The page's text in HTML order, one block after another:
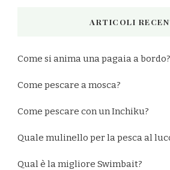
ARTICOLI
Come si anima una pagaia a bordo?
Come pescare a mosca?
Come pescare con un Inchiku?
Quale mulinello per la pesca al
Qual è la migliore Swimbait?